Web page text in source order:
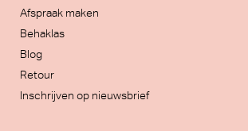
Afspraak maken
Behaklas
Blog
Retour
Inschrijven op nieuwsbrief